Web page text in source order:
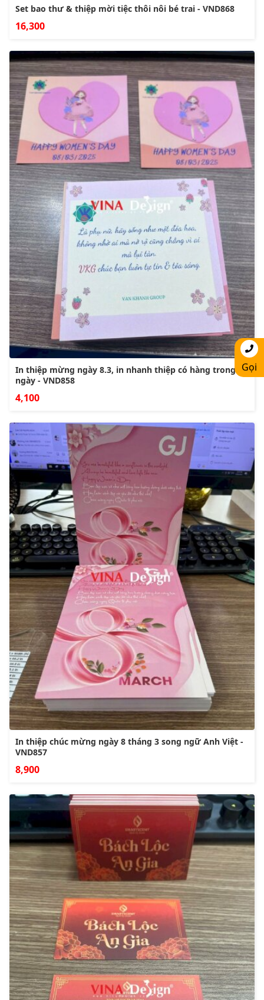
Set bao thư & thiệp mời tiệc thôi nôi bé trai - VND868
16,300
In thiệp mừng ngày 8.3, in nhanh thiệp có hàng trong
ngày - VND858
4,100
In thiệp chúc mừng ngày 8 tháng 3 song ngữ Anh Việt -
VND857
8,900
Gọi